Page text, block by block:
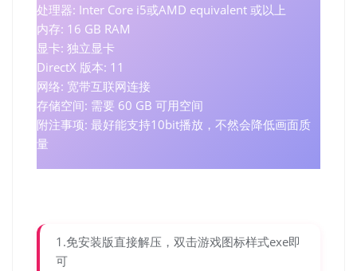
处理器: Inter Core i5或AMD equivalent 或以上
内存: 16 GB RAM
显卡: 独立显卡
DirectX 版本: 11
网络: 宽带互联网连接
存储空间: 需要 60 GB 可用空间
附注事项: 最好能支持10bit播放，不然会降低画面质
量
1.免安装版直接解压，双击游戏图标样式exe即
可